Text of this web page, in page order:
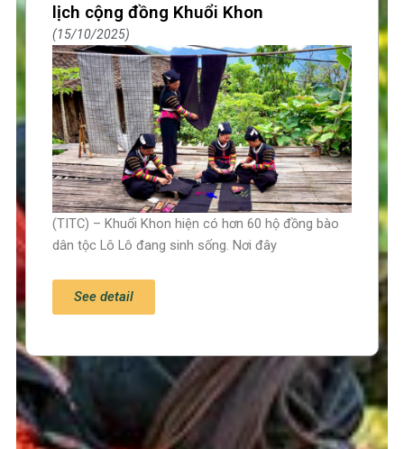
Trang chủ
Tin tức – Sự kiện
lịch cộng đồng Khuổi Khon
15/10/2025
(TITC) – Khuổi Khon hiện có hơn 60 hộ đồng bào
dân tộc Lô Lô đang sinh sống. Nơi đây
See detail